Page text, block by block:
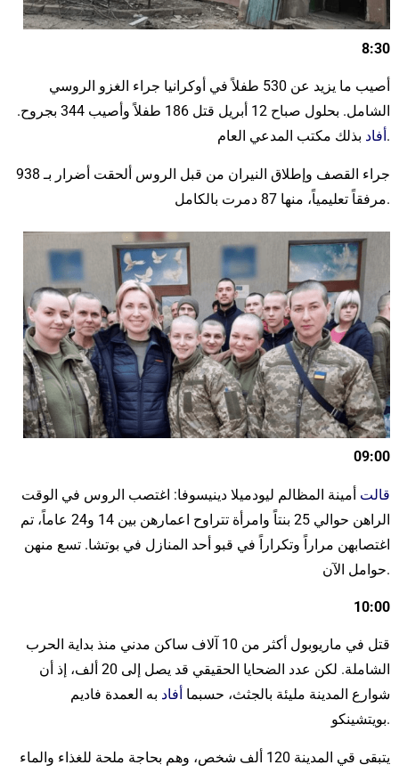
8:30
أصيب ما يزيد عن 530 طفلاً في أوكرانيا جراء الغزو الروسي
الشامل. بحلول صباح 12 أبريل قتل 186 طفلاً وأصيب 344 بجروح.
أفاد بذلك مكتب المدعي العام.
جراء القصف وإطلاق النيران من قبل الروس ألحقت أضرار بـ 938
مرفقاً تعليمياً، منها 87 دمرت بالكامل.
09:00
قالت أمينة المظالم ليودميلا دينيسوفا: اغتصب الروس في الوقت
الراهن حوالي 25 بنتاً وامرأة تتراوح اعمارهن بين 14 و24 عاماً، تم
اغتصابهن مراراً وتكراراً في قبو أحد المنازل في بوتشا. تسع منهن
حوامل الآن.
10:00
قتل في ماريوبول أكثر من 10 آلاف ساكن مدني منذ بداية الحرب
الشاملة. لكن عدد الضحايا الحقيقي قد يصل إلى 20 ألف، إذ أن
شوارع المدينة مليئة بالجثث، حسبما أفاد به العمدة فاديم
بويتشينكو.
يتبقى قي المدينة 120 ألف شخص، وهم بحاجة ملحة للغذاء والماء